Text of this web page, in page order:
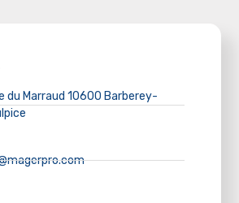
du Marraud 10600 Barberey-